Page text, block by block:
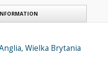
Wielka Brytania